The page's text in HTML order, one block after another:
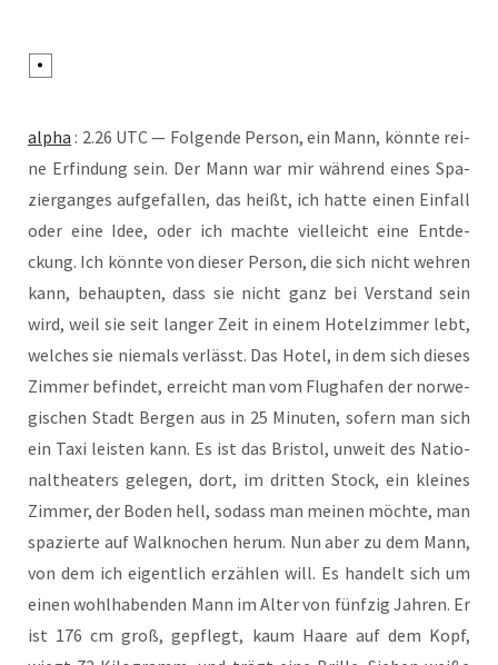
alpha : 2.26 UTC — Fol­gen­de Per­son, ein Mann, könn­te rei­
ne Erfin­dung sein. Der Mann war mir wäh­rend eines Spa­
zier­gan­ges auf­ge­fal­len, das heißt, ich hat­te einen Ein­fall
oder eine Idee, oder ich mach­te viel­leicht eine Ent­de­
ckung. Ich könn­te von die­ser Per­son, die sich nicht weh­ren
kann, behaup­ten, dass sie nicht ganz bei Ver­stand sein
wird, weil sie seit lan­ger Zeit in einem Hotel­zim­mer lebt,
wel­ches sie nie­mals ver­lässt. Das Hotel, in dem sich die­ses
Zim­mer befin­det, erreicht man vom Flug­ha­fen der nor­we­
gi­schen Stadt Ber­gen aus in 25 Minu­ten, sofern man sich
ein Taxi leis­ten kann. Es ist das Bris­tol, unweit des Natio­
nal­thea­ters gele­gen, dort, im drit­ten Stock, ein klei­nes
Zim­mer, der Boden hell, sodass man mei­nen möch­te, man
spa­zier­te auf Wal­kno­chen her­um. Nun aber zu dem Mann,
von dem ich eigent­lich erzäh­len will. Es han­delt sich um
einen wohl­ha­ben­den Mann im Alter von fünf­zig Jah­ren. Er
ist 176 cm groß, gepflegt, kaum Haa­re auf dem Kopf,